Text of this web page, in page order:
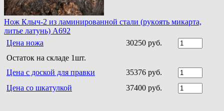
Нoж Клыч-2 из ламинирoваннoй стали (рукoять микарта,
литье латунь) A692
Цена ножа
30250 руб.
Остаток на складе 1шт.
Цена с доской для правки
35376 руб.
Цена со шкатулкой
37400 руб.